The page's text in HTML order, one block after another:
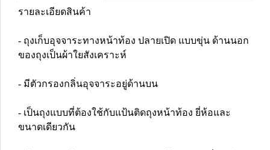
รายละเอียดสินค้า
- ถุงเก็บอุจจาระทางหน้าท้อง ปลายเปิด แบบขุ่น ด้านนอก
ของถุงเป็นผ้าใยสังเคราะห์
- มีตัวกรองกลิ่นอุจจาระอยู่ด้านบน
- เป็นถุงแบบที่ต้องใช้กับแป้นติดถุงหน้าท้อง ยี่ห้อและ
ขนาดเดียวกัน